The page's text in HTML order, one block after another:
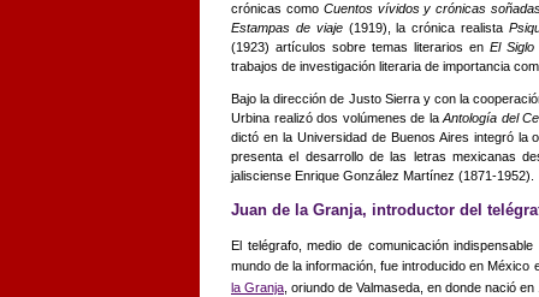
crónicas como Cuentos vívidos y crónicas
Estampas de viaje(1919), la crónica realista
(1923) artículos sobre temas literarios en El
trabajos de investigación literaria de importancia
Bajo la dirección de Justo Sierra y con la
Urbina realizó dos volúmenes de la Antología del
dictó en la Universidad de Buenos Aires integró la
presenta el desarrollo de las letras mexicanas
jalisciense Enrique González Martínez (1871-1952).
Juan de la Granja, introductor del
El telégrafo, medio de comunicación
mundo de la información, fue introducido en
la Granja , oriundo de Valmaseda, en donde nació en